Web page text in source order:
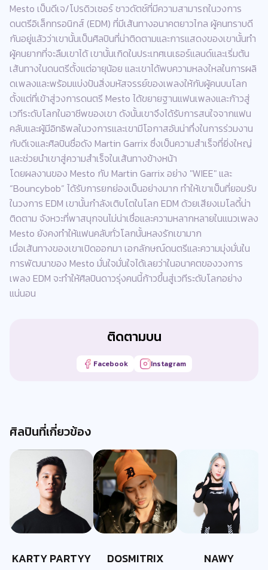
Mesto เป็นดีเจ/โปรดิวเซอร์ ชาวดัตช์ที่มีความสามารถในวงการ
ดนตรีอิเล็กทรอนิกส์ (EDM) ที่มีเส้นทางอนาคตยาวไกล ผู้คนทราบดี
กันอยู่แล้วว่าเขานั้นเป็นศิลปินที่น่าติดตามและการแสดงของเขานั้นทำ
ผู้คนยากที่จะลืมเขาได้ เขานั้นเกิดในประเทศเนเธอร์แลนด์และเริ่มต้น
เส้นทางในดนตรีตั้งแต่อายุน้อย และเขาได้พบความหลงใหลในการผลิ
ดเพลงและพร้อมแบ่งปันสิ่งมหัสจรรย์ของเพลงให้กับผู้คนบนโลก
ตั้งแต่ที่เข้าสู่วงการดนตรี Mesto ได้ขยายฐานแฟนเพลงและก้าวสู่
เวทีระดับโลกในอาชีพของเขา ดังนั้นเขาจึงได้รับการสนใจจากแฟน
คลับและผู้มีอิทธิพลในวงการและเขามีโอกาสอันน่าทึ่งในการร่วมงาน
กับดีเจและศิลปินชื่อดัง Martin Garrix ซึ่งเป็นความสำเร็จที่ยิ่งใหญ่
และช่วยนำเขาสู่ความสำเร็จในเส้นทางข้างหน้า
โดยผลงานของ Mesto กับ Martin Garrix อย่าง "WIEE" และ
“Bouncybob” ได้รับการยกย่องเป็นอย่างมาก ทำให้เขาเป็นที่ยอมรับ
ในวงการ EDM เขานั้นกำลังเติบโตในโลก EDM ด้วยเสียงเมโลดี้น่า
ติดตาม จังหวะที่พาสนุกจนไม่น่าเชื่อและความหลากหลายในแนวเพลง
Mesto ยังคงทำให้แฟนคลับทั่วโลกนั้นหลงรักเขามาก
เมื่อเส้นทางของเขาเปิดออกมา เอกลักษณ์ดนตรีและความมุ่งมั่นใน
การพัฒนาของ Mesto มั่นใจมั่นใจได้เลยว่าในอนาคตของวงการ
เพลง EDM จะทำให้ศิลปินดาวรุ่งคนนี้ก้าวขึ้นสู่เวทีระดับโลกอย่าง
แน่นอน
ติดตามบน
Facebook Instagram
ศิลปินที่เกี่ยวข้อง
KARTY PARTYY DOSMITRIX NAWY